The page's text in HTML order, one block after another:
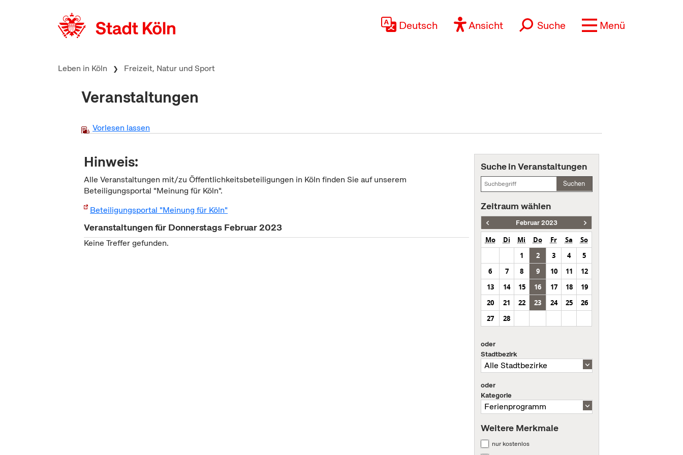
Deutsch Ansicht Suche Menü
Leben in Köln Freizeit, Natur und Sport
Veranstaltungen
Vorlesen lassen
Hinweis:
Alle Veranstaltungen mit/zu Öffentlichkeitsbeteiligungen in Köln finden Sie auf unserem
Beteiligungsportal "Meinung für Köln".
Beteiligungsportal "Meinung für Köln"
Veranstaltungen für Donnerstags Februar 2023
Keine Treffer gefunden.
Suche in Veranstaltungen
Suchen
Zeitraum wählen
Februar 2023
Mo Di Mi Do Fr Sa
So
1
2 3 4
5
6
7 8 9 10 11
12
13
14 15 16 17 18
19
20
21 22 23 24 25
26
27
28
oder
Stadtbezirk
oder
Kategorie
Weitere Merkmale
nur kostenlos